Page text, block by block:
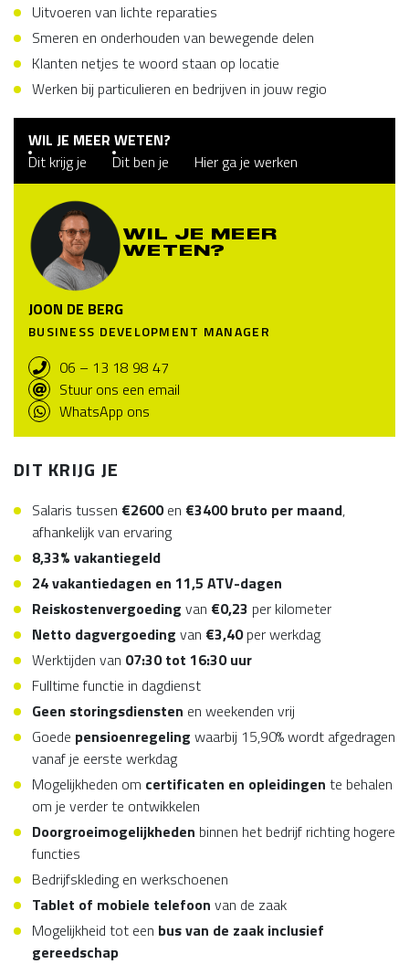
Uitvoeren van lichte reparaties
Smeren en onderhouden van bewegende delen
Klanten netjes te woord staan op locatie
Werken bij particulieren en bedrijven in jouw regio
WIL JE MEER WETEN?
Dit krijg je
Dit ben je Hier ga je werken
WIL JE MEER
WETEN?
JOON DE BERG
BUSINESS DEVELOPMENT MANAGER
06 – 13 18 98 47
Stuur ons een email
WhatsApp ons
DIT KRIJG JE
Salaris tussen €2600en €3400 bruto per maand,
afhankelijk van ervaring
8,33% vakantiegeld
24 vakantiedagen en 11,5 ATV-dagen
Reiskostenvergoeding van €0,23 per kilometer
Netto dagvergoeding van €3,40per werkdag
Werktijden van 07:30 tot 16:30 uur
Fulltime functie in dagdienst
Geen storingsdiensten en weekenden vrij
Goede pensioenregeling waarbij 15,90% wordt afgedragen
vanaf je eerste werkdag
Mogelijkheden om certificaten en opleidingen te behalen
om je verder te ontwikkelen
Doorgroeimogelijkheden binnen het bedrijf richting hogere
functies
Bedrijfskleding en werkschoenen
Tablet of mobiele telefoon van de zaak
Mogelijkheid tot een bus van de zaak inclusief
gereedschap